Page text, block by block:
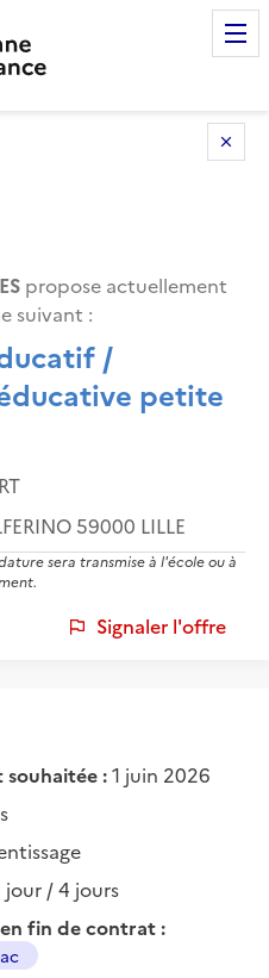
propose actuellement
suivant :
/
petite
59000 LILLE
sera transmise à l'école ou à
Signaler l'offre
:1 juin 2026
jour / 4 jours
fin de contrat :